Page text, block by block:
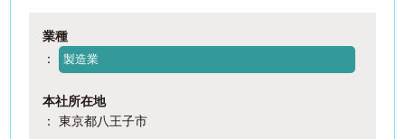
業種
：
製造業
本社所在地
： 東京都八王子市